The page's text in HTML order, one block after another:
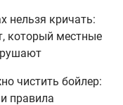
нельзя кричать:
который местные
чистить бойлер:
правила